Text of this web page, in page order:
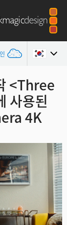
<Three
사용된
4K